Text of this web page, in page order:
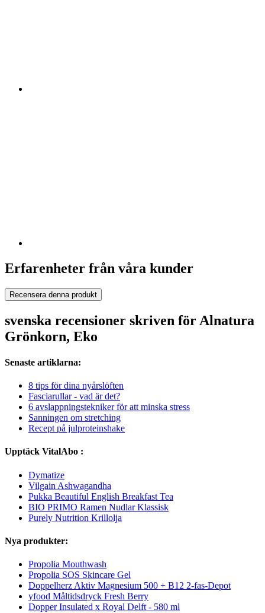
Erfarenheter från våra kunder
Recensera denna produkt
svenska recensioner skriven för Alnatura
Grönkorn, Eko
Senaste artiklarna:
8 tips för dina nyårslöften
Fasciarullar - vad är det?
6 avslappningstekniker för att minska stress
Sanningen om stretching
Recept på julproteinshake
Upptäck VitalAbo :
Dymatize
Vilgain Ashwagandha
Pukka Beautiful English Breakfast Tea
BIO PRIMO Ramen Nudlar Klassisk
Purely Nutrition Krillolja
Nya produkter:
Propolia Mouthwash
Propolia SOS Skincare Gel
Doppelherz Aktiv Magnesium 500 + B12 2-fas-Depot
yfood Måltidsdryck Fresh Berry
Dopper Insulated x Royal Delft - 580 ml